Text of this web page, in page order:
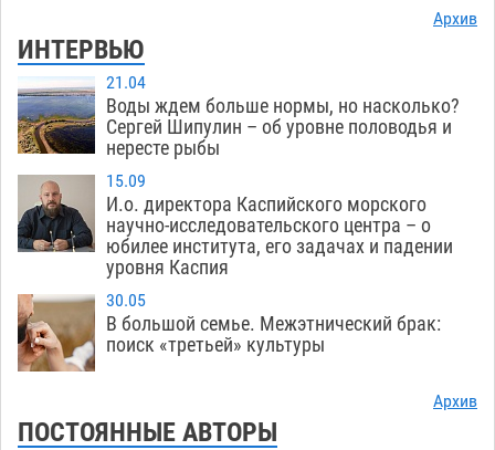
Архив
ИНТЕРВЬЮ
21.04
Воды ждем больше нормы, но насколько?
Сергей Шипулин – об уровне половодья и
нересте рыбы
15.09
И.о. директора Каспийского морского
научно-исследовательского центра – о
юбилее института, его задачах и падении
уровня Каспия
30.05
В большой семье. Межэтнический брак:
поиск «третьей» культуры
Архив
ПОСТОЯННЫЕ АВТОРЫ